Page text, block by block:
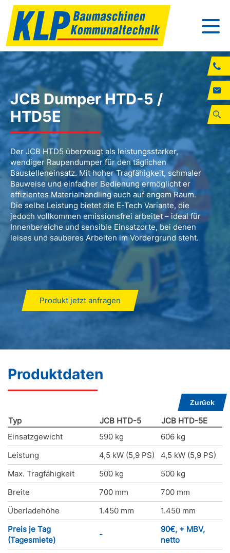
JCB Dumper HTD-5 /
HTD5E
Der JCB HTD5 überzeugt als leistungsstarker,
wendiger Raupendumper für den täglichen
Baustelleneinsatz. Mit hoher Tragfähigkeit, schmaler
Bauweise und einfacher Bedienung ermöglicht er
effizientes Materialhandling auch auf engem Raum.
Die selbe Leistung bietet die E-Tech Variante, die
jedoch vollkommen emissionsfrei arbeitet – ideal für
Innenbereiche und sensible Einsatzorte, bei denen
leises und sauberes Arbeiten im Vordergrund steht.
Produkt jetzt anfragen
Produktdaten
Zurück
Typ JCB HTD-5
JCB HTD-5E
Einsatzgewicht
590 kg
606 kg
Leistung
4,5 kW (5,9 PS)
4,5 kW (5,9 PS)
Max. Tragfähigkeit
500 kg
500 kg
Breite
700 mm
700 mm
Überladehöhe
1.450 mm
1.450 mm
Preis je Tag
(Tagesmiete)
-
90€, + MBV,
netto